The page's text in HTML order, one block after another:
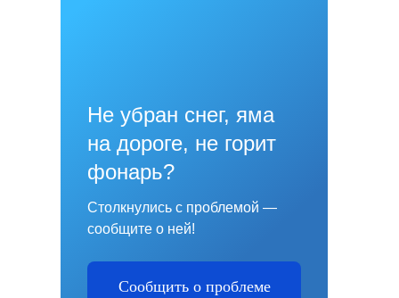
Не убран снег, яма
на дороге, не горит
фонарь?
Столкнулись с проблемой —
сообщите о ней!
Сообщить о проблеме